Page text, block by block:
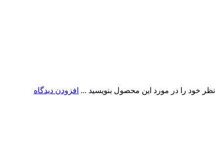
نظر خود را در مورد این محصول بنویسید ... افزودن دیدگاه